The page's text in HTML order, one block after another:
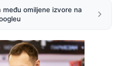
među omiljene izvore na